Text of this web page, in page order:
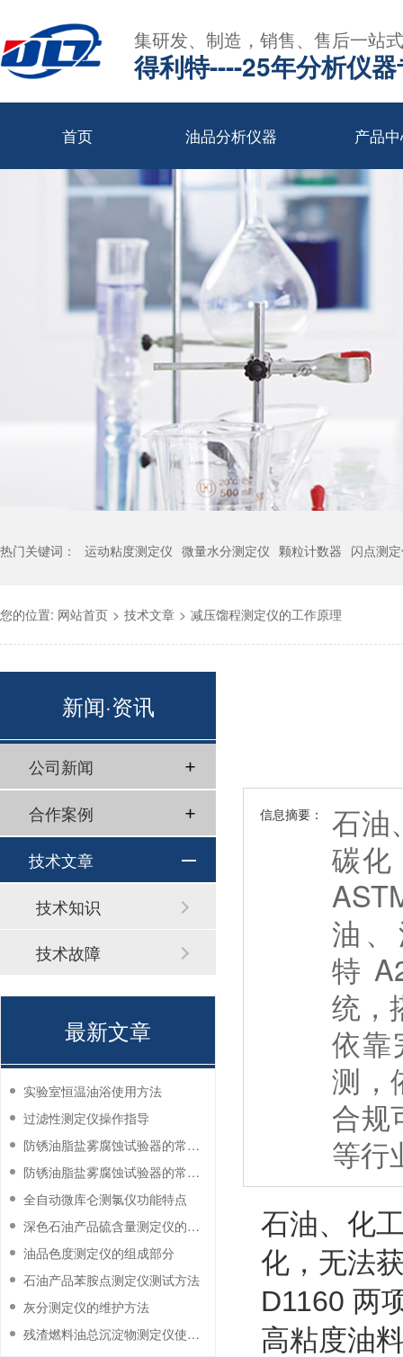
集研发、制造，销售、售后一站
得利特----25年分析仪
首页 油品分析仪器 产品
热门关键词： 运动粘度测定仪 微量水分测定仪 颗粒计数器 闪点测
您的位置: 网站首页 > 技术文章 > 减压馏程测定仪的工作原理
信息摘要：
石油
碳化
油
特
统，
依靠
测，
合规
等行
石油、化
化，无法
D1160 两
高粘度油
新闻·资讯
公司新闻
合作案例
技术文章
技术知识
技术故障
最新文章
实验室恒温油浴使用方法
过滤性测定仪操作指导
防锈油脂盐雾腐蚀试验器的常见故障与解决方法
防锈油脂盐雾腐蚀试验器的常见故障与解决方法
全自动微库仑测氯仪功能特点
深色石油产品硫含量测定仪的工作环境要求
油品色度测定仪的组成部分
石油产品苯胺点测定仪测试方法
灰分测定仪的维护方法
残渣燃料油总沉淀物测定仪使用注意事项